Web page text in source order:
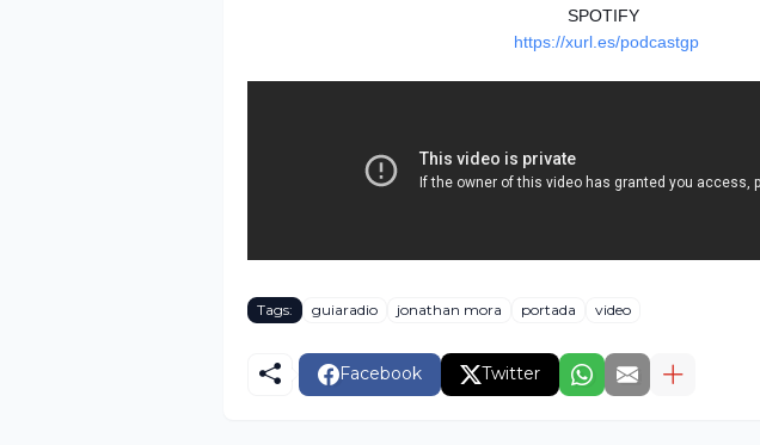
SPOTIFY
https://xurl.es/podcastgp
Tags: guiaradio jonathan mora portada video
Facebook Twitter